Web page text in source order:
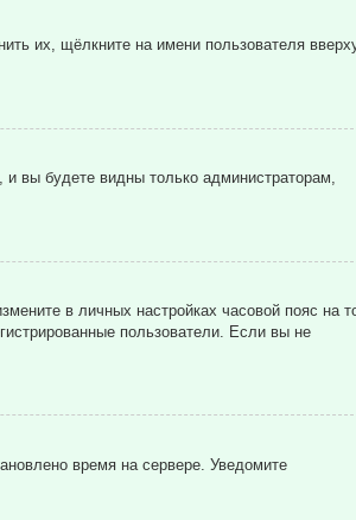
их, щёлкните на имени пользователя
, и вы будете видны только администраторам,
в личных настройках часовой пояс на
пользователи. Если вы не
время на сервере. Уведомите